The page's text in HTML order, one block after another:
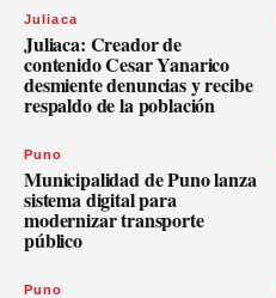
Juliaca
Juliaca: Creador de
contenido Cesar Yanarico
desmiente denuncias y recibe
respaldo de la población
Puno
Municipalidad de Puno lanza
sistema digital para
modernizar transporte
público
Puno